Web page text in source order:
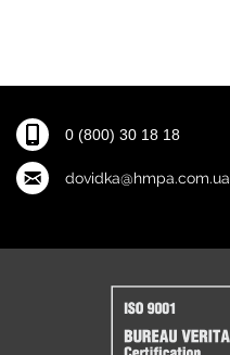
0 (800) 30 18 18
dovidka@hmpa.com.ua